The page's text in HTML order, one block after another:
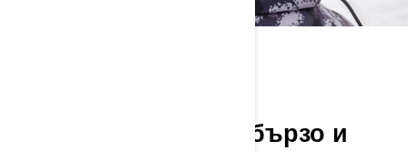
Едно докосване за бързо и